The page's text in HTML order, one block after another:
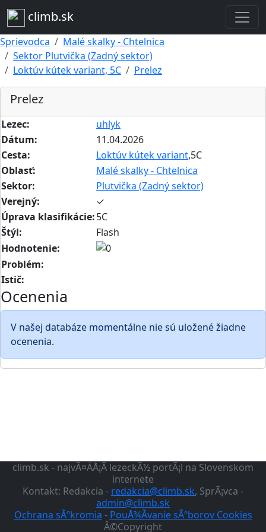
climb.sk
Sprievodca
Malé skalky - Chtelnica
Sektor Plutvička (Zadný sektor)
Loktúv kútek variant, 5C
Prelez
Prelez
Lezec:
uhlyk
Dátum:
11.04.2026
Cesta:
Loktúv kútek variant,5C
Oblasť:
Malé skalky - Chtelnica
Sektor:
Plutvička (Zadný sektor)
Verejný:
✓
Úprava klasifikácie:5C
Štýl:
Flash
Hodnotenie:
Problém:
Istič:
Ocenenia
V našej databáze momentálne nie sú uložené žiadne
ocenenia.
climb.sk - najvÃ¤ÄÅ¡Ã­ lezeckÃ½ portÃ¡l na Slovenskom
internete
Kontakt: Redakcia - redakcia@climb.sk, SprÃ¡vca -
admin@climb.sk
Ochrana sÃºkromia - PouÅ¾Ã­vanie sÃºborov Cookies
Â©Copyright